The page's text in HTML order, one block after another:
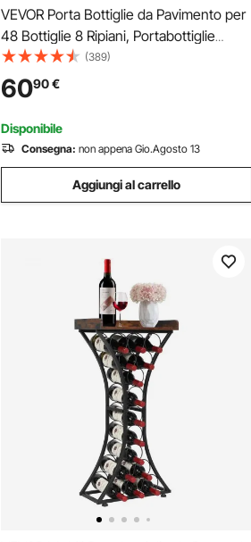
VEVOR Porta Bottiglie da Pavimento per
48 Bottiglie 8 Ripiani, Portabottiglie
Indipendente con Capacità di Carico
Totale di 80 kg e Piedini Regolabili,
Portabottiglie per Bar da Cucina, Nero
(389)
6090€
Disponibile
Consegna: non appena Gio.Agosto 13
Aggiungi al carrello